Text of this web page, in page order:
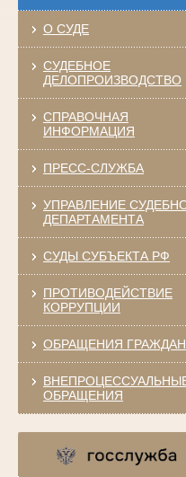
О СУДЕ
СУДЕБНОЕ
ДЕЛОПРОИЗВОДСТВО
СПРАВОЧНАЯ
ИНФОРМАЦИЯ
ПРЕСС-СЛУЖБА
УПРАВЛЕНИЕ
ДЕПАРТАМЕНТА
СУДЫ СУБЪЕКТА РФ
ПРОТИВОДЕЙСТВИЕ
КОРРУПЦИИ
ОБРАЩЕНИЯ ГРАЖДАН
ОБРАЩЕНИЯ